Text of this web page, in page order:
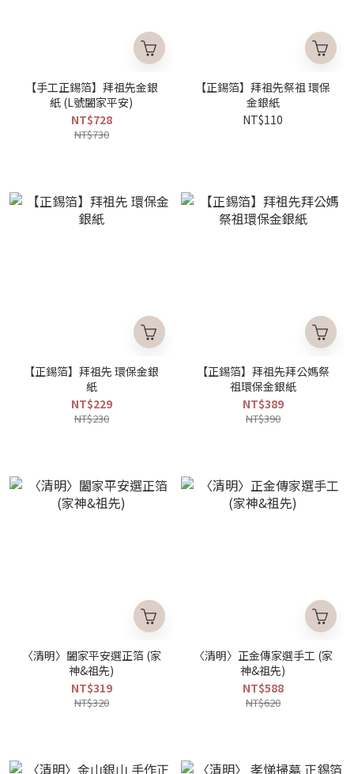
【手工正錫箔】拜祖先金銀
紙 (L號闔家平安)
NT$728
NT$730
【正錫箔】拜祖先祭祖 環保
金銀紙
NT$110
【正錫箔】拜祖先 環保金銀
紙
NT$229
NT$230
【正錫箔】拜祖先拜公媽祭
祖環保金銀紙
NT$389
NT$390
〈清明〉闔家平安選正箔 (家
神&祖先)
NT$319
NT$320
〈清明〉正金傳家選手工 (家
神&祖先)
NT$588
NT$620